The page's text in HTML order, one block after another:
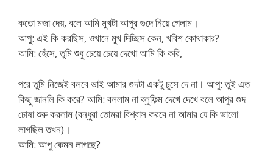
কতো মজা দেয়, বলে আমি মুখটা আপুর গুদে নিয়ে গেলাম।
আপু: এই কি করছিস, ওখানে মুখ দিচ্ছিস কেন, খবিশ কোথাকার?
আমি: হেঁসে, তুমি শুধু চেয়ে চেয়ে দেখো আমি কি করি,
পরে তুমি নিজেই বলবে ভাই আমার গুদটা একটু চুসে দে না। আপু: তুই এত
কিছু জানলি কি করে? আমি: বললাম না ব্লুফিল্ম দেখে দেখে বলে আপুর গুদ
চোষা শুরু করলাম (বন্ধুরা তোমরা বিশ্বাস করবে না আমার যে কি ভালো
লাগছিল তখন)।
আমি: আপু কেমন লাগছে?